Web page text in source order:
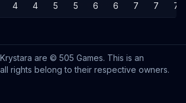
4 4 5 5 6 6 7 7 7
are © 505 Games. This is an
rights belong to their respective owners.